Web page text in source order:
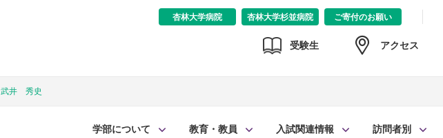
杏林大学病院 杏林大学杉並病院 ご寄付のお願い
受験生 アクセス
武井 秀史
学部について 教育・教員 入試関連情報 訪問者別